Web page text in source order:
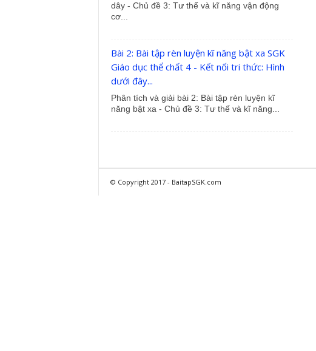
dây - Chủ đề 3: Tư thế và kĩ năng vận động
cơ...
Bài 2: Bài tập rèn luyện kĩ năng bật xa SGK
Giáo dục thể chất 4 - Kết nối tri thức: Hình
dưới đây...
Phân tích và giải bài 2: Bài tập rèn luyện kĩ
năng bật xa - Chủ đề 3: Tư thế và kĩ năng...
© Copyright 2017 - BaitapSGK.com